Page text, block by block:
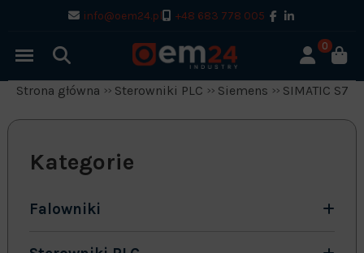
info@oem24.pl +48 683 778 005
0
Strona główna Sterowniki PLC Siemens SIMATIC S7-
Kategorie
Falowniki